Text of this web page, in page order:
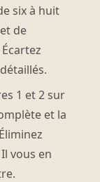
six à huit
de
1 et 2 sur
et la
vous en